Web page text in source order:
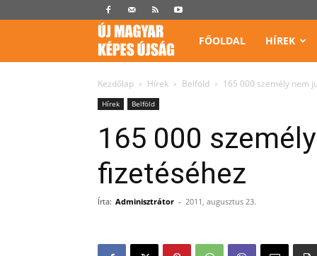
Képes
Újság
FŐOLDAL HÍREK
Kezdőlap Hírek Belföld 165 000 személy nem
Hírek Belföld
165 000
fizetéséhez
Írta: Adminisztrátor - 2011, augusztus 23.